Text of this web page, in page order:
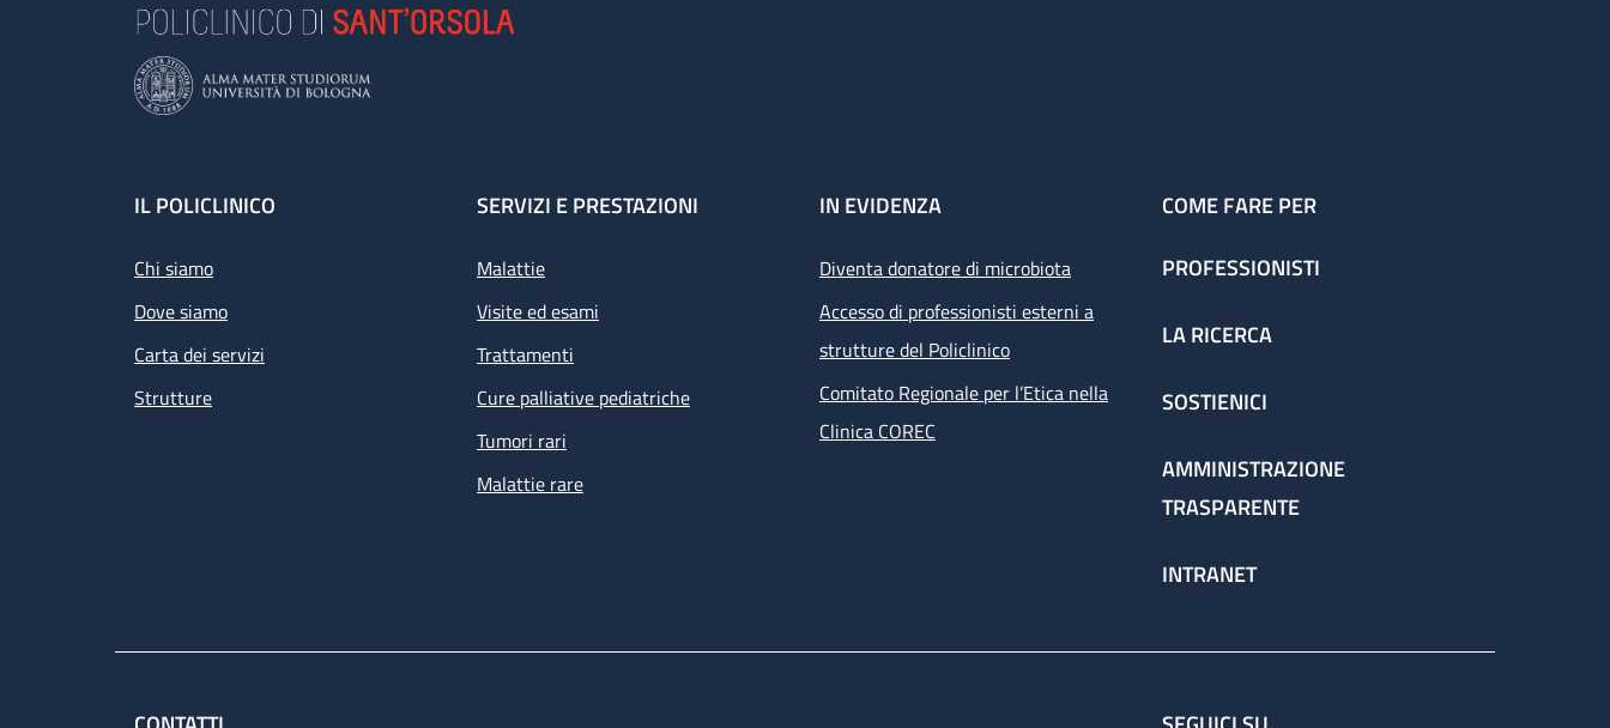
Footer
IL POLICLINICO
Chi siamo
Dove siamo
Carta dei servizi
Strutture
SERVIZI E PRESTAZIONI
Malattie
Visite ed esami
Trattamenti
Cure palliative pediatriche
Tumori rari
Malattie rare
IN EVIDENZA
Diventa donatore di microbiota
Accesso di professionisti esterni a
strutture del Policlinico
Comitato Regionale per l’Etica nella
Clinica COREC
COME FARE PER
PROFESSIONISTI
LA RICERCA
SOSTIENICI
AMMINISTRAZIONE
TRASPARENTE
INTRANET